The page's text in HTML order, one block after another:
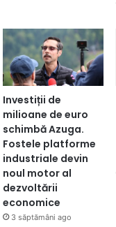
Investiții de
milioane de euro
schimbă Azuga.
Fostele platforme
industriale devin
noul motor al
dezvoltării
economice
3 săptămâni ago